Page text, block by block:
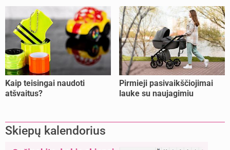
Kaip teisingai naudoti
atšvaitus?
Pirmieji pasivaikščiojimai
lauke su naujagimiu
Skiepų kalendorius